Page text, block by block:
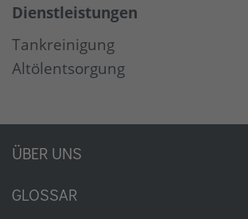
Dienstleistungen
Tankreinigung
Altölentsorgung
ÜBER UNS
GLOSSAR